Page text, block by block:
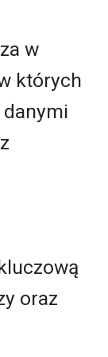
w
których
oraz